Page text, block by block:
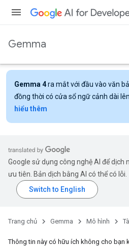
Gemma
Gemma 4ra mắt với đầu vào văn
đồng thời có cửa sổ ngữ cảnh dài
hiểu thêm
Google sử dụng công nghệ AI để dịch
ưu tiên. Bản dịch bằng AI có thể có lỗi.
Trang chủ Gemma Mô hình
Thông tin này có hữu ích không cho bạn